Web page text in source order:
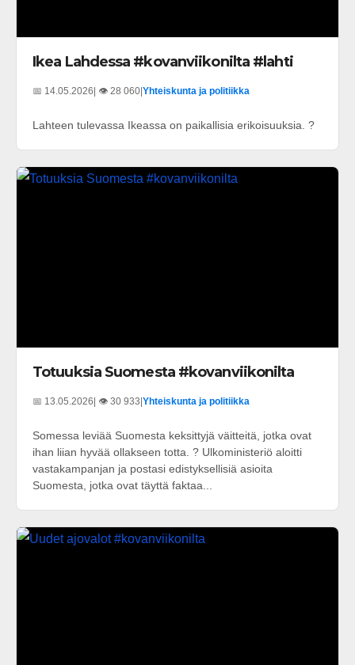
Ikea Lahdessa #kovanviikonilta #lahti
📅 14.05.2026| 👁️ 28 060|Yhteiskunta ja politiikka
Lahteen tulevassa Ikeassa on paikallisia erikoisuuksia. ?
Totuuksia Suomesta #kovanviikonilta
📅 13.05.2026 | 👁️ 30 933 Yhteiskunta ja politiikka
Somessa leviää Suomesta keksittyjä väitteitä, jotka ovat
ihan liian hyvää ollakseen totta. ? Ulkoministeriö aloitti
vastakampanjan ja postasi edistyksellisiä asioita
Suomesta, jotka ovat täyttä faktaa...